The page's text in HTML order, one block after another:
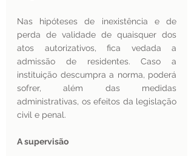
Nas hipóteses de inexistência e de
perda de validade de quaisquer dos
atos autorizativos, fica vedada a
admissão de residentes. Caso a
instituição descumpra a norma, poderá
sofrer, além das medidas
administrativas, os efeitos da legislação
civil e penal.
A supervisão